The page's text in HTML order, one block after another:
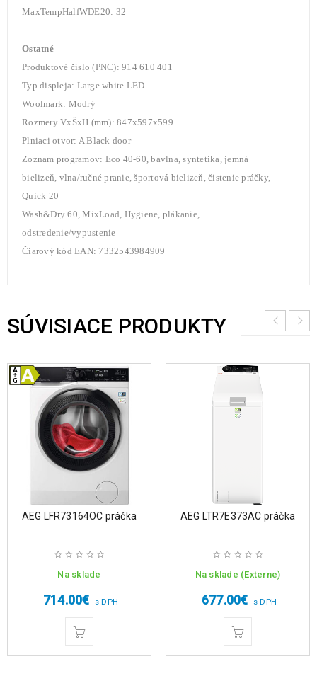
MaxTempHalfWDE20: 32
Ostatné
Produktové číslo (PNC): 914 610 401
Typ displeja: Large white LED
Woolmark: Modrý
Rozmery VxŠxH (mm): 847x597x599
Plniaci otvor: A Black door
Zoznam programov: Eco 40-60, bavlna, syntetika, jemná
bielizeň, vlna/ručné pranie, športová bielizeň, čistenie práčky,
Quick 20
Wash&Dry 60, MixLoad, Hygiene, plákanie,
odstredenie/vypustenie
Čiarový kód EAN: 7332543984909
SÚVISIACE PRODUKTY
AEG LFR73164OC práčka
Na sklade
714.00€ s DPH
AEG LTR7E373AC práčka
Na sklade (Externe)
677.00€ s DPH